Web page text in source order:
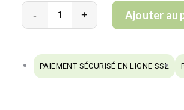
Céleri
Ajouter au
PAIEMENT SÉCURISÉ EN LIGNE SSL